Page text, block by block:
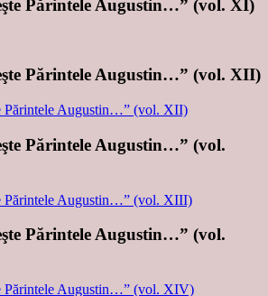
Părintele Augustin…” (vol. XI)
Părintele Augustin…” (vol. XII)
Părintele Augustin…” (vol.
Părintele Augustin…” (vol.